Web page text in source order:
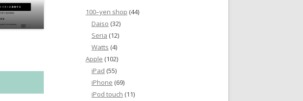
100–yen shop (44)
Daiso (32)
Seria (12)
Watts (4)
Apple (102)
iPad (55)
iPhone (69)
iPod touch (11)